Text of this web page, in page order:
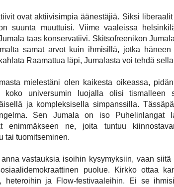
ovat aktiivisimpia äänestäjiä. Siksi
suunta muuttuisi. Viime vaaleissa
taas konservatiivi. Skitsofreenikon
samat arvot kuin ihmisillä, jotka
Raamattua läpi, Jumalasta voi tehdä
mielestäni olen kaikesta oikeassa,
koko universumin luojalla olisi tismalleen
ja kompleksisella simpanssilla.
Sen Jumala on iso Puhelinlangat
enimmäkseen ne, joita tuntuu
tai tuomitseminen.
vastauksia isoihin kysymyksiin, vaan
puolue. Kirkko ottaa
heteroihin ja Flow-festivaaleihin. Ei se